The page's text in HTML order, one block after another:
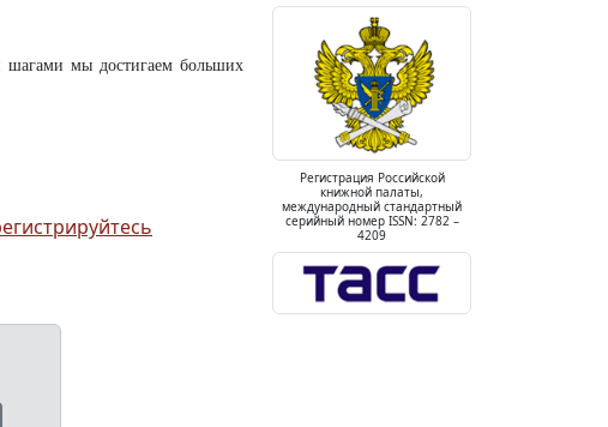
мы достигаем больших
Регистрация Российской
книжной палаты,
международный стандартный
серийный номер ISSN: 2782 –
4209